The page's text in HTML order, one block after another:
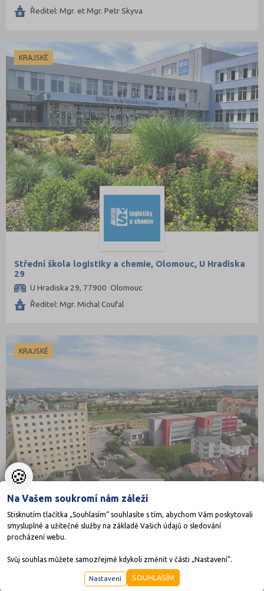
Ředitel: Mgr. et Mgr. Petr Skyva
KRAJSKÉ
Střední škola logistiky a chemie, Olomouc, U Hradiska
29
U Hradiska 29, 77900 Olomouc
Ředitel: Mgr. Michal Coufal
KRAJSKÉ
Střední škola polytechnická, Olomouc, Rooseveltova
Rooseveltova 79, 77900 Olomouc
🍪
Na Vašem soukromí nám záleží
Stisknutím tlačítka „Souhlasím“ souhlasíte s tím, abychom Vám poskytovali
smysluplné a užitečné služby na základě Vašich údajů o sledování
procházení webu.
Svůj souhlas můžete samozřejmě kdykoli změnit v části „Nastavení“.
Nastavení SOUHLASÍM